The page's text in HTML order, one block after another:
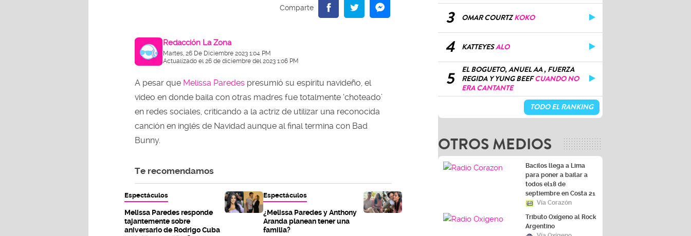
Redacción La Zona
Martes, 26 De Diciembre 2023 1:04 PM
Actualizado el 26 de diciembre del 2023 1:06 PM
A pesar que Melissa Paredes presumió su espíritu navideño, el
video en donde baila con otras madres fue totalmente ‘choteado’
en redes sociales, criticando a la actriz de utilizar una reconocida
canción en inglés de Navidad aunque al final termina con Bad
Bunny.
Te recomendamos
Espectáculos
Melissa Paredes responde
tajantemente sobre
aniversario de Rodrigo Cuba
Espectáculos
¿Melissa Paredes y Anthony
Aranda planean tener una
familia?
3 OMAR COURTZKOKO
4 KATTEYESALO
5
EL BOGUETO, ANUEL AA , FUERZA
REGIDA Y YUNG BEEFCUANDO NO
ERA CANTANTE
TODO EL RANKING
OTROS MEDIOS
Bacilos llega a Lima
para poner a bailar a
todos el18 de
septiembre en Costa 21
Vía Corazón
Tributo Oxígeno al Rock
Argentino